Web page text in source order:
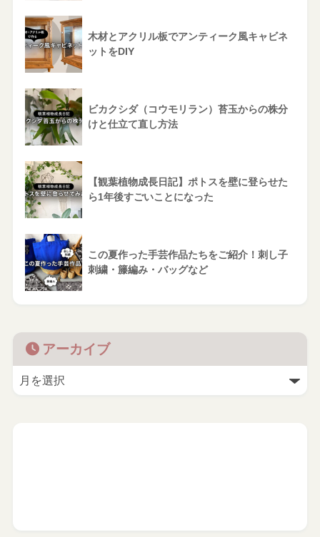
木材とアクリル板でアンティーク風キャビネ
ットをDIY
ビカクシダ（コウモリラン）苔玉からの株分
けと仕立て直し方法
【観葉植物成長日記】ポトスを壁に登らせた
ら1年後すごいことになった
この夏作った手芸作品たちをご紹介！刺し子
刺繍・籐編み・バッグなど
アーカイブ